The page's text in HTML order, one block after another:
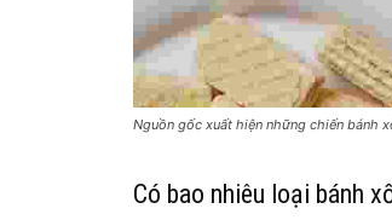
Nguồn gốc xuất hiện những chiến bánh
Có bao nhiêu loại bánh